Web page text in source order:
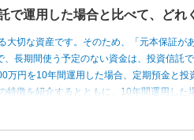
で運用した場合と比べて、どれ
大切な資産です。そのため、「元本保証が
長期間使う予定のない資金は、投資信託
万円を10年間運用した場合、定期預金と投
特徴を紹介するとともに、10年間運用した